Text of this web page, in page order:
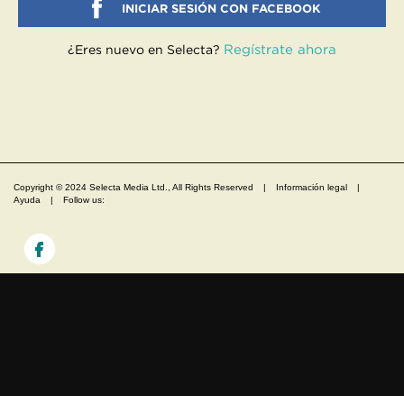
INICIAR SESIÓN CON FACEBOOK
¿Eres nuevo en Selecta? Regístrate ahora
Copyright © 2024 Selecta Media Ltd., All Rights Reserved | Información legal
|
Ayuda
| Follow us: